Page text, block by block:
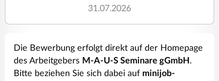
31.07.2026
Die Bewerbung erfolgt direkt auf der Homepage
des Arbeitgebers M-A-U-S Seminare gGmbH .
Bitte beziehen Sie sich dabei auf minijob-